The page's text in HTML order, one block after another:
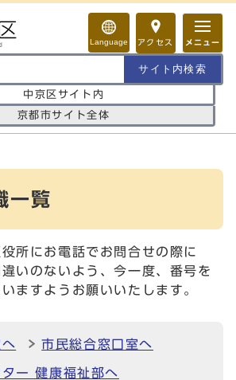
Language アクセス メニュー
中京区サイト内
京都市サイト全体
一覧
所にお電話でお問合せの際に
いのないよう、今一度、番号を
ますようお願いいたします。
市民総合窓口室へ
ー 健康福祉部へ